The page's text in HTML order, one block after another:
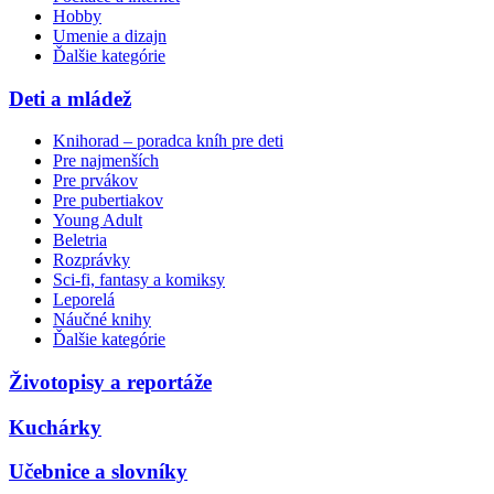
Hobby
Umenie a dizajn
Ďalšie kategórie
Deti a mládež
Knihorad – poradca kníh pre deti
Pre najmenších
Pre prvákov
Pre pubertiakov
Young Adult
Beletria
Rozprávky
Sci-fi, fantasy a komiksy
Leporelá
Náučné knihy
Ďalšie kategórie
Životopisy a reportáže
Kuchárky
Učebnice a slovníky